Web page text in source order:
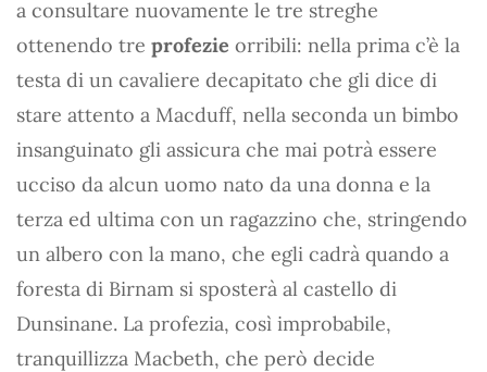
a consultare nuovamente le tre streghe
ottenendo tre profezie orribili: nella prima c’è la
testa di un cavaliere decapitato che gli dice di
stare attento a Macduff, nella seconda un bimbo
insanguinato gli assicura che mai potrà essere
ucciso da alcun uomo nato da una donna e la
terza ed ultima con un ragazzino che, stringendo
un albero con la mano, che egli cadrà quando a
foresta di Birnam si sposterà al castello di
Dunsinane. La profezia, così improbabile,
tranquillizza Macbeth, che però decide